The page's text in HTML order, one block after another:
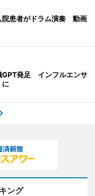
院患者がドラム演奏 動画
GPT発足 インフルエンサ
に
ング